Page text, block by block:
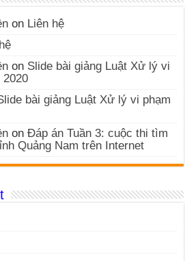
on Liên hệ
on Slide bài giảng Luật Xử lý vi
2020
bài giảng Luật Xử lý vi phạm
onĐáp án Tuần 3: cuộc thi tìm
Quảng Nam trên Internet